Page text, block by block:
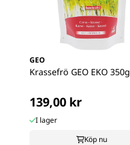
GEO
Krassefrö GEO EKO 350g
139,00 kr
I lager
Köp nu